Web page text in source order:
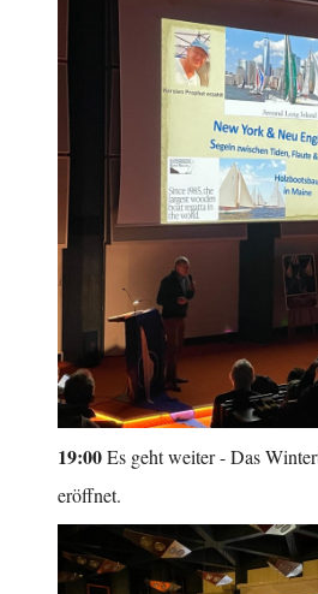
19:00Es geht weiter - Das
eröffnet.